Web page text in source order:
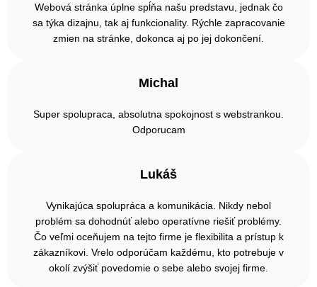
Webová stránka úplne spĺňa našu predstavu, jednak čo
sa týka dizajnu, tak aj funkcionality. Rýchle zapracovanie
zmien na stránke, dokonca aj po jej dokončení.
Michal
Super spolupraca, absolutna spokojnost s webstrankou.
Odporucam
Lukáš
Vynikajúca spolupráca a komunikácia. Nikdy nebol
problém sa dohodnúť alebo operatívne riešiť problémy.
Čo veľmi oceňujem na tejto firme je flexibilita a prístup k
zákazníkovi. Vrelo odporúčam každému, kto potrebuje v
okolí zvýšiť povedomie o sebe alebo svojej firme.